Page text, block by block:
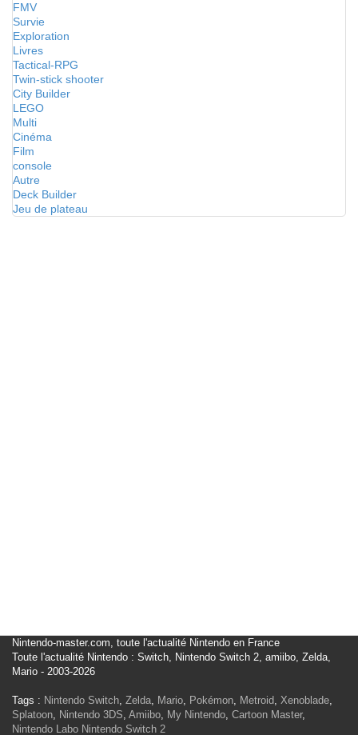
FMV
Survie
Exploration
Livres
Tactical-RPG
Twin-stick shooter
City Builder
LEGO
Multi
Cinéma
Film
console
Autre
Deck Builder
Jeu de plateau
Nintendo-master.com, toute l'actualité Nintendo en France
Toute l'actualité Nintendo : Switch, Nintendo Switch 2, amiibo, Zelda,
Mario - 2003-2026
Tags : Nintendo Switch, Zelda, Mario, Pokémon, Metroid, Xenoblade,
Splatoon, Nintendo 3DS, Amiibo, My Nintendo, Cartoon Master,
Nintendo Labo Nintendo Switch 2